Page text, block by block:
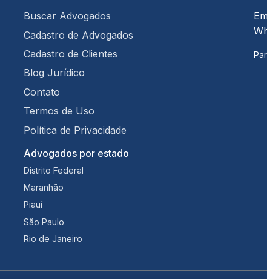
Buscar Advogados
Cadastro de Advogados
Cadastro de Clientes
Blog Jurídico
Contato
Termos de Uso
Política de Privacidade
Advogados por estado
Distrito Federal
Maranhão
Piauí
São Paulo
Rio de Janeiro